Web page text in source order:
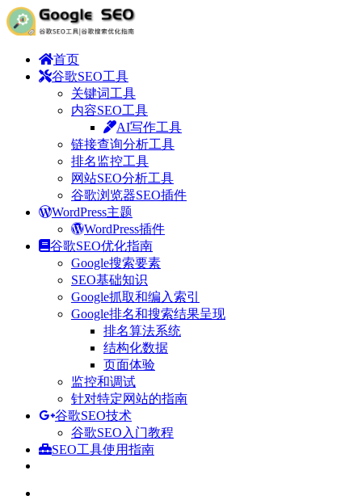
首页
谷歌SEO工具
关键词工具
内容SEO工具
AI写作工具
链接查询分析工具
排名监控工具
网站SEO分析工具
谷歌浏览器SEO插件
WordPress主题
WordPress插件
谷歌SEO优化指南
Google搜索要素
SEO基础知识
Google抓取和编入索引
Google排名和搜索结果呈现
排名算法系统
结构化数据
页面体验
监控和调试
针对特定网站的指南
谷歌SEO技术
谷歌SEO入门教程
SEO工具使用指南